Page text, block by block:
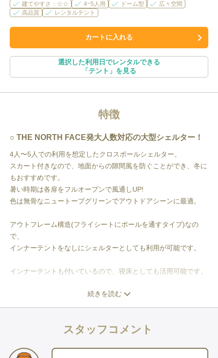
建てやすさ：☆☆ 4~5人用 ドーム型
広々空間
高品質
レンタルテント
カートに入れる
選択した利用日でレンタルできる
「テント 」を見る
特徴
THE NORTH FACE発大人数対応の大型シェルター！
4人〜5人での利用を想定したクロスポールシェルター。
スカート付きなので、地面からの隙間風を防ぐことができ、冬に
もおすすめです。
暑い時期は各扉をフルオープンで風通しUP!
色は無骨なニュートープグリーンでアウトドアシーンに最適。
アウトフレーム構造(フライシートにポールを通すタイプ)なの
で、
インナーテントをなしにシェルターとしても利用が可能です。
インナーテントも付いているので、寝床としても活用可能です。
４人で快適に過ごすのに十分な広さ。5人だと窮屈に感じそうで
寝るか過ごすどちらか片方の用途になるので、
別途テントかタープの用意をお勧めしています。
続きを読む
スタッフコメント